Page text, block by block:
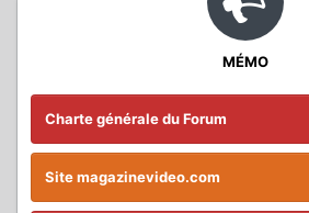
MÉMO
Charte générale du Forum
Site magazinevideo.com